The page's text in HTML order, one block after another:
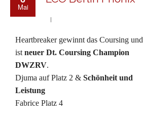
Mai
Heartbreaker gewinnt das Coursing und
ist neuer Dt. Coursing Champion
DWZRV.
Djuma auf Platz 2 & Schönheit und
Leistung
Fabrice Platz 4